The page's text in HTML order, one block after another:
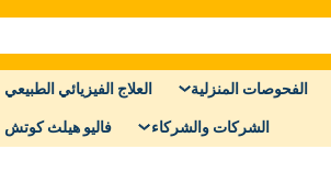
الفحوصات المنزلية العلاج الفيزيائي الطبيعي
الشركات والشركاء
فاليو هيلث كوتش